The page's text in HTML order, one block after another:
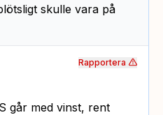
skulle vara på
går med vinst, rent
Rapportera